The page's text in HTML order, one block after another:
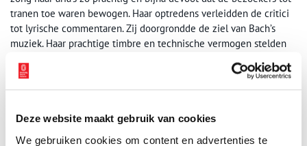
Deze website maakt gebruik van cookies
We gebruiken cookies om content en advertenties te
tranen toe waren bewogen. Haar optredens verleidden de critici
tot lyrische commentaren. Zij doorgrondde de ziel van Bach’s
muziek. Haar prachtige timbre en technische vermogen stelden
nogal nuchter op de euforische commentaren. “….die hangt weer”,
placht de Zaanse nachtegaal uit Krommenie te zeggen als zij
Aafke Heynis overleed op 16 december 2015.